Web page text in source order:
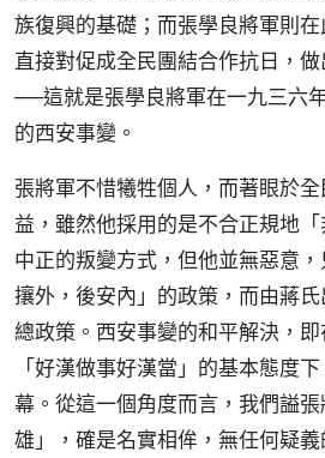
族復興的基礎；而張學良將軍則在
直接對促成全民團結合作抗日，
──這就是張學良將軍在一九三六
的西安事變。
張將軍不惜犧牲個人，而著眼於
益，雖然他採用的是不合正規地
中正的叛變方式，但他並無惡意
攘外，後安內」的政策，而由蔣
總政策。西安事變的和平解決，即
「好漢做事好漢當」的基本態度
幕。從這一個角度而言，我們謚
雄」，確是名實相侔，無任何疑義